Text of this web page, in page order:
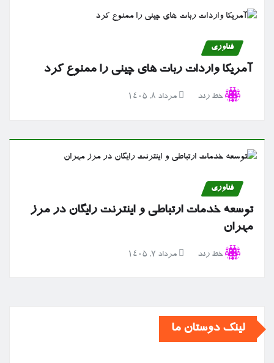
فناوری
آمریکا واردات ربات های چینی را ممنوع کرد
خط رند مرداد ۸, ۱۴۰۵
فناوری
توسعه خدمات ارتباطی و اینترنت رایگان در مرز
مهران
خط رند مرداد ۷, ۱۴۰۵
لینک دوستان ما